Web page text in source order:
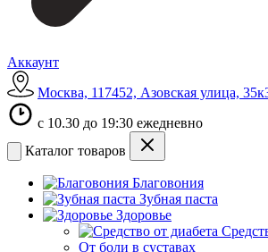
Аккаунт
Москва, 117452, Азовская улица,
с 10.30 до 19:30 ежедневно
Каталог товаров
Благовония
Зубная паста
Здоровье
От боли в суставах